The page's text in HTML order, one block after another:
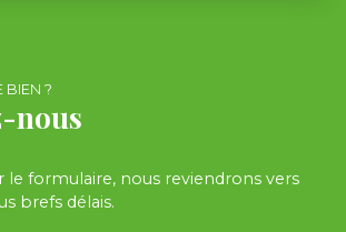
BIEN ?
nous
le formulaire, nous reviendrons vers
brefs délais.